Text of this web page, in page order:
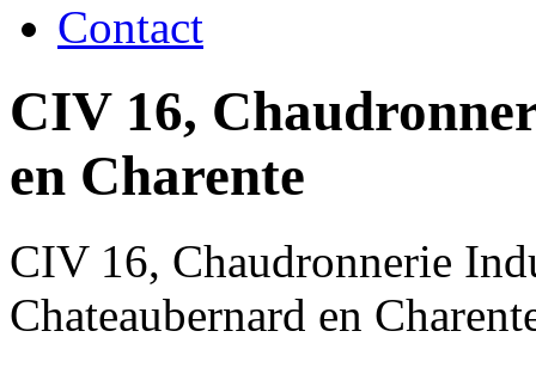
Contact
CIV 16,
en Charente
CIV 16, Chaudronnerie
Chateaubernard en